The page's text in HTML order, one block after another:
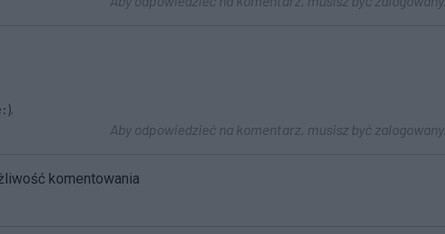
Aby odpowiedzieć na komentarz, musisz być zalogowany.
komentowania